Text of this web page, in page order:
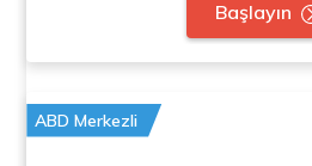
Başlayın
ABD Merkezli